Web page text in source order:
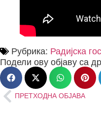
Рубрика: Радијска
Подели ову објаву са
ПРЕТХОДНА ОБЈАВА